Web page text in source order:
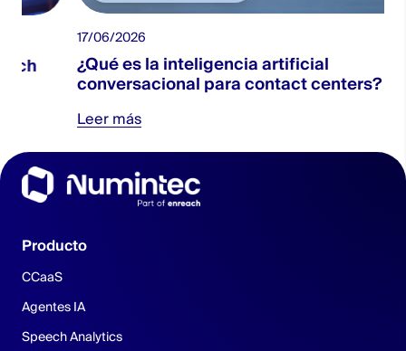
17/06/2026
¿Qué es la inteligencia artificial
conversacional para contact centers?
Leer más
Producto
CCaaS
Agentes IA
Speech Analytics